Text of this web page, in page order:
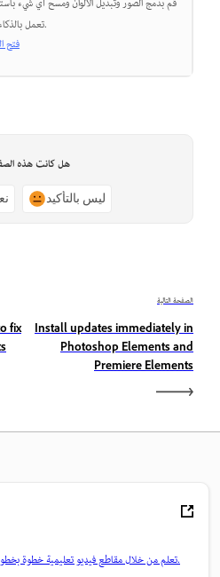
تعمل بالذكاء الاصطناعي.
فتح
هل كانت هذه
ليس بالتأكيد
fix
الصفحة التالية
Install updates immediately in
Photoshop Elements and
Premiere Elements
تعلم من خلال مقاطع فيديو تعليمية خطوة بخطوة وإرشادات عملية مباشرة داخل التطبيق.